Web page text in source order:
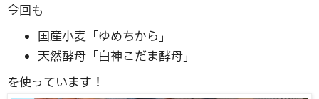
今回も
国産小麦「ゆめちから」
天然酵母「白神こだま酵母」
を使っています！